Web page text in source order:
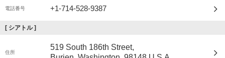
電話番号 +1-714-528-9387
[ シアトル]
住所
519 South 186th Street,